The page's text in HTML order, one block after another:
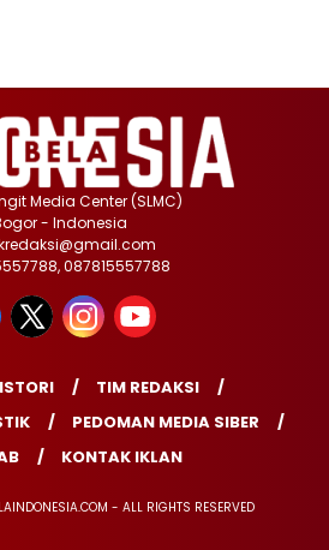
Media Center (SLMC)
- Indonesia
087815557788
TIM REDAKSI
PEDOMAN MEDIA SIBER
KONTAK IKLAN
- ALL RIGHTS RESERVED